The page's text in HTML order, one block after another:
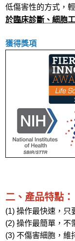
低傷害性的方式，
於臨床診斷、細胞
獲得獎項
二、產品特點：
(1) 操作最快速，只
(2) 操作最簡單，不
(3) 不傷害細胞，維